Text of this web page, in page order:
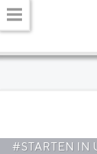
#STARTEN IN